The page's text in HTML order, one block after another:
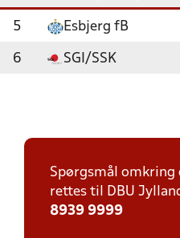
5 Esbjerg fB
6 SGI/SSK
Spørgsmål omkring
rettes til DBU
8939 9999